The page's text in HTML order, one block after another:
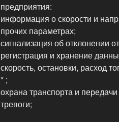
предприятия:
информация о скорости и
прочих параметрах;
сигнализация об отклонении
регистрация и хранение
скорость, остановки, расход
* ;
охрана транспорта и
тревоги;